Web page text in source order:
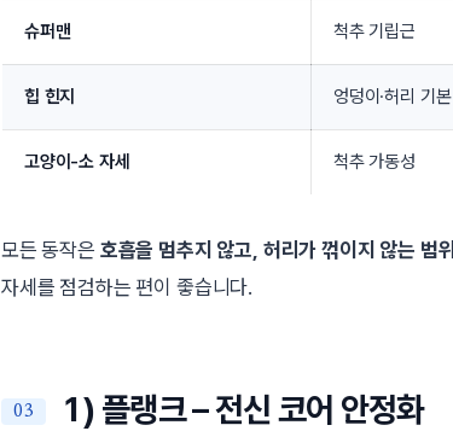
슈퍼맨 척추 기립근
힙 힌지 엉덩이·허리 기본
고양이-소 자세 척추 가동성
모든 동작은 호흡을 멈추지 않고, 허리가 꺾이지 않는 범위
자세를 점검하는 편이 좋습니다.
1) 플랭크 – 전신 코어 안정화